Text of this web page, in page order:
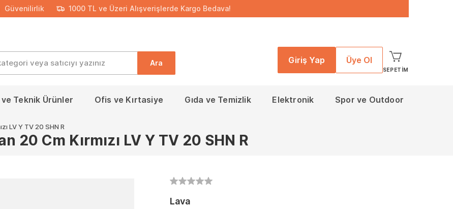
Güvenilirlik 1000 TL ve Üzeri Alışverişlerde Kargo Bedava!
Ara Giriş Yap Üye Ol
SEPETIM
Teknik Ürünler Ofis ve Kırtasiye Gıda ve Temizlik Elektronik Spor ve Outdoor
LV Y TV 20 SHN R
20 Cm Kırmızı LV Y TV 20 SHN R
Lava